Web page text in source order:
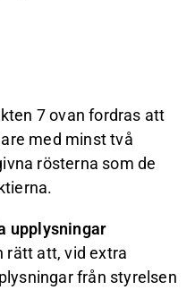
7 ovan fordras att
med minst två
rösterna som de
upplysningar
rätt att, vid extra
från styrelsen